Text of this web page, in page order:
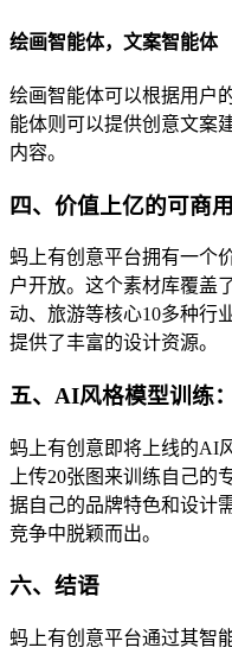
绘画智能体，文案智能体
绘画智能体可以根据用户
能体则可以提供创意文案
内容。
四、价值上亿的可商
蚂上有创意平台拥有一个
户开放。这个素材库覆盖
动、旅游等核心10多种行
提供了丰富的设计资源。
五、AI风格模型训练
蚂上有创意即将上线的AI
上传20张图来训练自己
据自己的品牌特色和设计
竞争中脱颖而出。
六、结语
蚂上有创意平台通过其智